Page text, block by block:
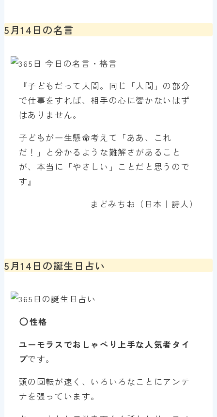
5月14日の名言
『子どもだって人間。同じ「人間」の部分
で仕事をすれば、相手の心に響かないはず
はありません。
子どもが一生懸命考えて「ああ、これ
だ！」と分かるような難解さがあること
が、本当に「やさしい」ことだと思うので
す』
まどみちお（日本｜詩人）
5月14日の誕生日占い
性格
ユーモラスでおしゃべり上手な人気者タイ
プです。
頭の回転が速く、いろいろなことにアンテ
ナを張っています。